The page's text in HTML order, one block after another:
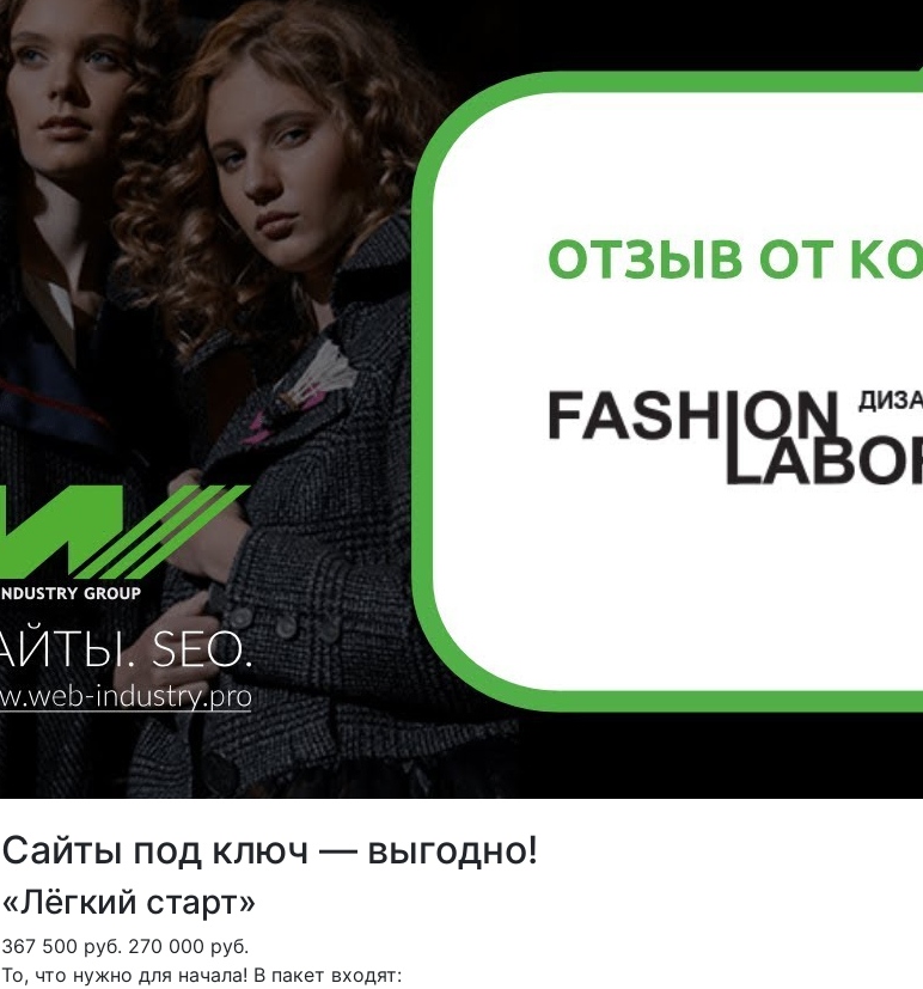
Сайты под ключ — выгодно!
«Лёгкий старт»
367 500 руб. 270 000 руб.
То, что нужно для начала! В пакет входят: